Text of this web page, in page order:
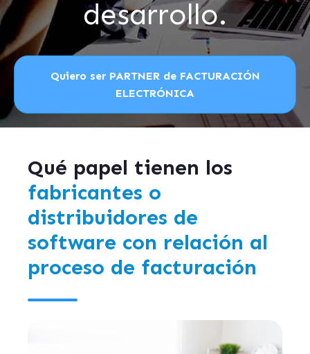
desarrollo.
Quiero ser PARTNER de FACTURACIÓN
ELECTRÓNICA
Qué papel tienen los
fabricantes o
distribuidores de
software con relación al
proceso de facturación